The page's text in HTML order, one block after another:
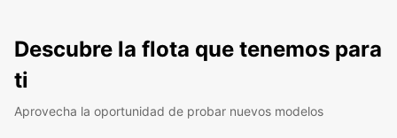
Descubre la flota que tenemos para
ti
Aprovecha la oportunidad de probar nuevos modelos